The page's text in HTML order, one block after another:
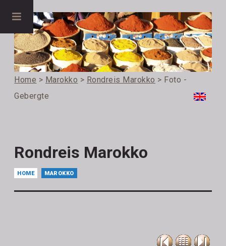
Home > Marokko > Rondreis Marokko > Foto -
Gebergte
Rondreis Marokko
HOME MAROKKO